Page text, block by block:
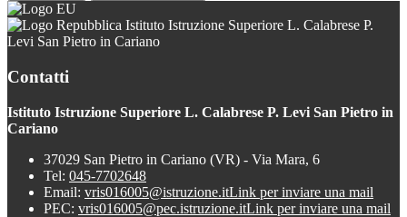
Istituto Istruzione Superiore L. Calabrese P.
Levi San Pietro in Cariano
Contatti
Istituto Istruzione Superiore L. Calabrese P. Levi San Pietro in
Cariano
37029 San Pietro in Cariano (VR) - Via Mara, 6
Tel: 045-7702648
Email: vris016005@istruzione.itLink per inviare una mail
PEC: vris016005@pec.istruzione.itLink per inviare una mail